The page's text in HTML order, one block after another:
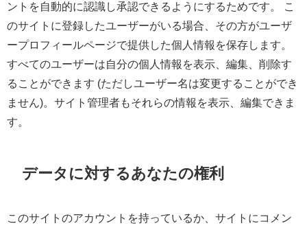
ントを自動的に認識し承認できるようにするためです。 こ
のサイトに登録したユーザーがいる場合、その方がユーザ
ープロフィールページで提供した個人情報を保存します。
すべてのユーザーは自分の個人情報を表示、編集、削除す
ることができます (ただしユーザー名は変更することができ
ません)。サイト管理者もそれらの情報を表示、編集できま
す。
データに対するあなたの権利
このサイトのアカウントを持っているか、サイトにコメン